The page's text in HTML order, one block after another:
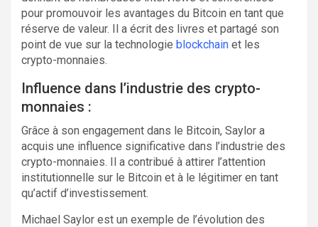
pour promouvoir les avantages du Bitcoin en tant que
réserve de valeur. Il a écrit des livres et partagé son
point de vue sur la technologie blockchain et les
crypto-monnaies.
Influence dans l’industrie des crypto-
monnaies :
Grâce à son engagement dans le Bitcoin, Saylor a
acquis une influence significative dans l’industrie des
crypto-monnaies. Il a contribué à attirer l’attention
institutionnelle sur le Bitcoin et à le légitimer en tant
qu’actif d’investissement.
Michael Saylor est un exemple de l’évolution des